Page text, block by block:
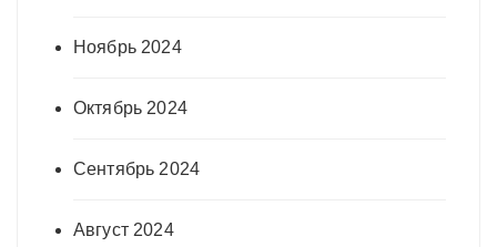
Ноябрь 2024
Октябрь 2024
Сентябрь 2024
Август 2024